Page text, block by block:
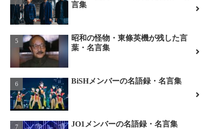
言集
昭和の怪物・東條英機が残した言
葉・名言集
BiSHメンバーの名語録・名言集
JO1メンバーの名語録・名言集